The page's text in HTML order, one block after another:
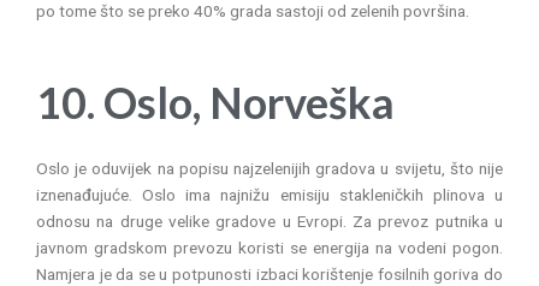
po tome što se preko 40% grada sastoji od zelenih površina.
10. Oslo, Norveška
Oslo je oduvijek na popisu najzelenijih gradova u svijetu, što nije
iznenađujuće. Oslo ima najnižu emisiju stakleničkih plinova u
odnosu na druge velike gradove u Evropi. Za prevoz putnika u
javnom gradskom prevozu koristi se energija na vodeni pogon.
Namjera je da se u potpunosti izbaci korištenje fosilnih goriva do